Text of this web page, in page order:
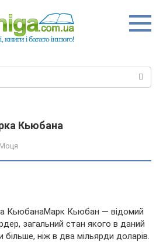
Кьюбана
Марк Кьюбан — відомий
загальний стан якого в даний
ніж в два мільярди доларів.